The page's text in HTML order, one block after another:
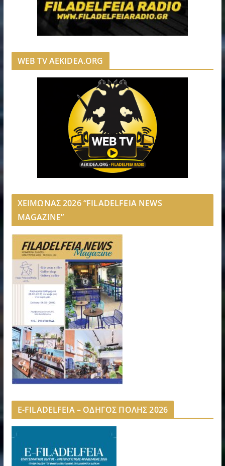
WEB TV AEKIDEA.ORG
ΧΕΙΜΩΝΑΣ 2026 “FILADELFEIA NEWS
MAGAZINE”
E-FILADELFEIA – ΟΔΗΓΟΣ ΠΟΛΗΣ 2026